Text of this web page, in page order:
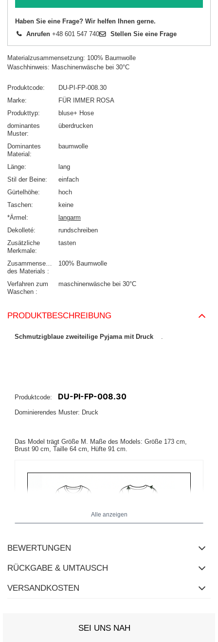
Haben Sie eine Frage? Wir helfen Ihnen gerne.
Anrufen +48 601 547 740 Stellen Sie eine Frage
Materialzusammensetzung: 100% Baumwolle
Waschhinweis: Maschinenwäsche bei 30°C
Produktcode
DU-PI-FP-008.30
Marke
FÜR IMMER ROSA
Produkttyp
bluse+ Hose
dominantes
Muster
überdrucken
Dominantes
Material
baumwolle
Länge
lang
Stil der Beine
einfach
Gürtelhöhe
hoch
Taschen
keine
*Ärmel
langarm
Dekolleté
rundschreiben
Zusätzliche
Merkmale
tasten
Zusammensetzung
des Materials
100% Baumwolle
Verfahren zum
Waschen
maschinenwäsche bei 30°C
PRODUKTBESCHREIBUNG
Schmutzigblaue zweiteilige Pyjama mit Druck
Produktcode: DU-PI-FP-008.30
Dominierendes Muster: Druck
Das Model trägt Größe M. Maße des Models: Größe 173 cm,
Brust 90 cm, Taille 64 cm, Hüfte 91 cm.
Alle anzeigen
BEWERTUNGEN
RÜCKGABE & UMTAUSCH
VERSANDKOSTEN
SEI UNS NAH